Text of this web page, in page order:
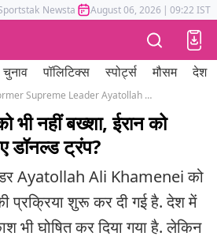
Newstak Mumbai Tak Astrotak
August 06, 2026 | 09:22 IST
चुनाव पॉलिटिक्स स्पोर्ट्स मौसम देश
Iran Former Supreme Leader Ayatollah Ali Khamenei Funeral US Donald Trump Sarcasm
नहीं बख्शा, ईरान को
डॉनल्ड ट्रंप?
Ayatollah Ali Khamenei को
प्रक्रिया शुरू कर दी गई है. देश में
भी घोषित कर दिया गया है. लेकिन